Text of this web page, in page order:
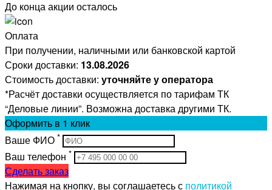
До конца акции осталось
Оплата
При получении, наличными или банковской картой
Сроки доставки: 13.08.2026
Стоимость доставки: уточняйте у оператора
*Расчёт доставки осуществляется по тарифам ТК
“Деловые линии”. Возможна доставка другими ТК.
Оформить в 1 клик
Ваше ФИО *
Ваш телефон *
Сделать заказ
Нажимая на кнопку, вы соглашаетесь с политикой